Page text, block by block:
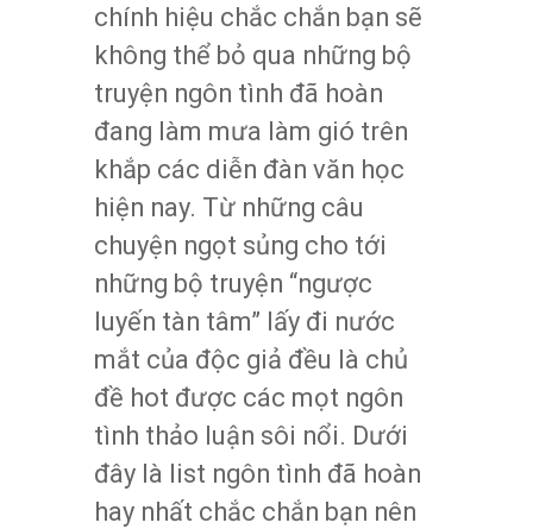
chính hiệu chắc chắn bạn sẽ
không thể bỏ qua những bộ
truyện ngôn tình đã hoàn
đang làm mưa làm gió trên
khắp các diễn đàn văn học
hiện nay. Từ những câu
chuyện ngọt sủng cho tới
những bộ truyện “ngược
luyến tàn tâm” lấy đi nước
mắt của độc giả đều là chủ
đề hot được các mọt ngôn
tình thảo luận sôi nổi. Dưới
đây là list ngôn tình đã hoàn
hay nhất chắc chắn bạn nên